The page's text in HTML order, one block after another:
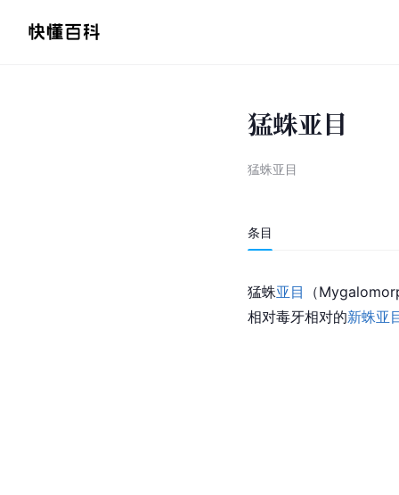
猛蛛亚目
猛蛛亚目
条目
猛蛛亚目
（
相对毒牙相对的新蛛亚